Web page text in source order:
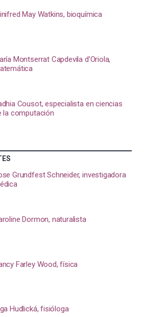
May Watkins, bioquímica
Montserrat Capdevila d’Oriola,
Cousot, especialista en ciencias
la computación
Grundfest Schneider, investigadora
Dormon, naturalista
Farley Wood, física
Hudlická, fisióloga